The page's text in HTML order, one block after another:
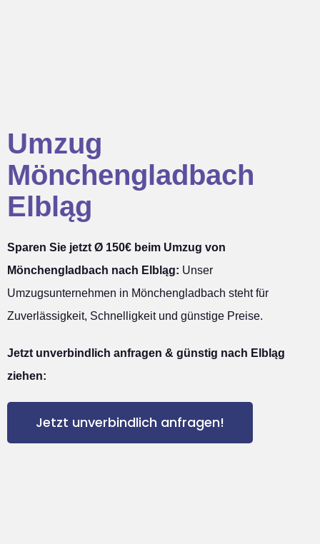
Umzug
Mönchengladbach
Elbląg
Sparen Sie jetzt Ø 150€ beim Umzug von
Mönchengladbach nach Elbląg: Unser
Umzugsunternehmen in Mönchengladbach steht für
Zuverlässigkeit, Schnelligkeit und günstige Preise.
Jetzt unverbindlich anfragen & günstig nach Elbląg
ziehen:
Jetzt unverbindlich anfragen!